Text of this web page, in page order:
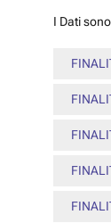
I Dati